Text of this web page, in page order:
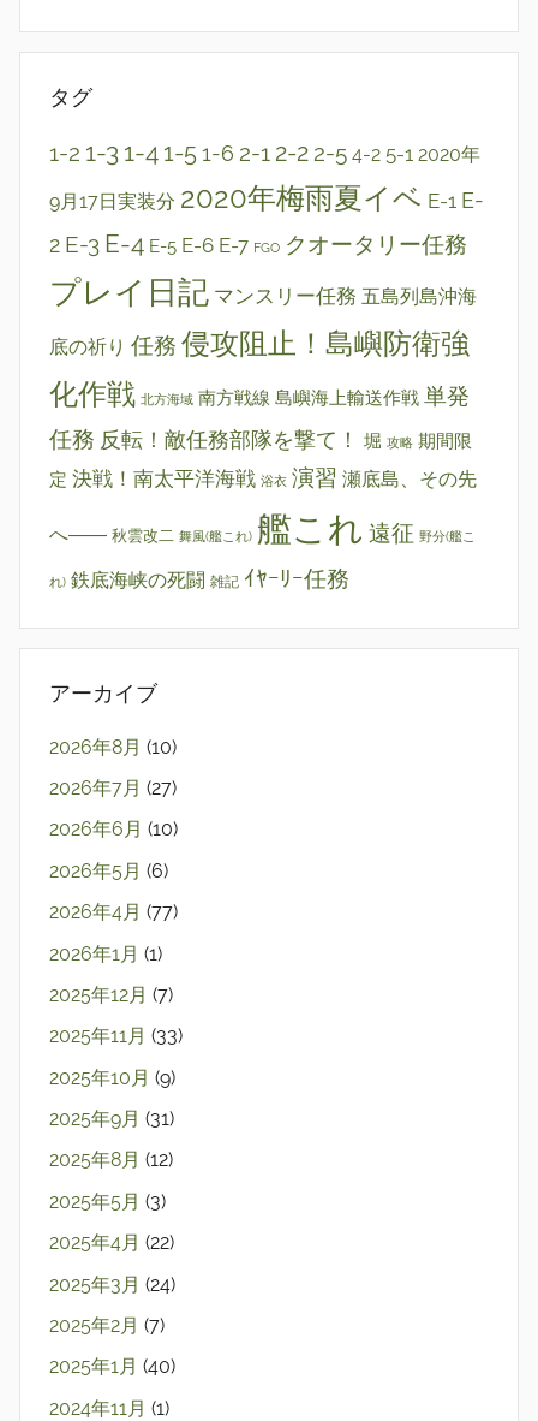
タグ
1-2 1-3 1-4 1-5 1-6 2-1 2-2 2-5 4-2 5-1 2020年
9月17日実装分 2020年梅雨夏イベ E-1 E-
2 E-3 E-4 E-5 E-6 E-7 FGO クオータリー任務
プレイ日記 マンスリー任務 五島列島沖海
底の祈り 任務 侵攻阻止！島嶼防衛強
化作戦 北方海域 南方戦線 島嶼海上輸送作戦 単発
任務 反転！敵任務部隊を撃て！ 堀 攻略 期間限
定 決戦！南太平洋海戦 浴衣 演習 瀬底島、その先
へ―― 秋雲改二 舞風(艦これ) 艦これ 遠征 野分(艦こ
れ) 鉄底海峡の死闘 雑記 ｲﾔｰﾘｰ任務
アーカイブ
2026年8月 (10)
2026年7月 (27)
2026年6月 (10)
2026年5月 (6)
2026年4月 (77)
2026年1月 (1)
2025年12月 (7)
2025年11月 (33)
2025年10月 (9)
2025年9月 (31)
2025年8月 (12)
2025年5月 (3)
2025年4月 (22)
2025年3月 (24)
2025年2月 (7)
2025年1月 (40)
2024年11月 (1)